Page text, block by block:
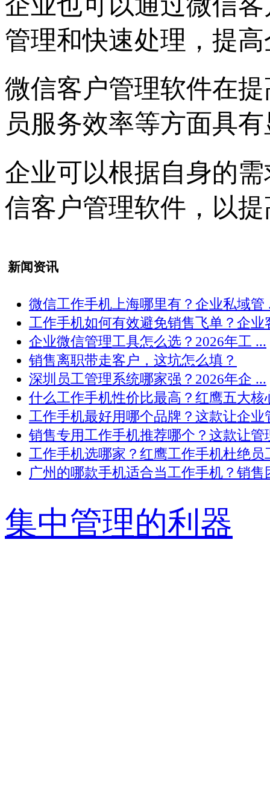
管理和快速处理，提
微信客户管理软件在
员服务效率等方面具
企业可以根据自身的
信客户管理软件，以
新闻资讯
微信工作手机上海哪里有？企业私域管
工作手机如何有效避免销售飞单？企业
企业微信管理工具怎么选？2026年工 ...
销售离职带走客户，这坑怎么填？
深圳员工管理系统哪家强？2026年企 ...
什么工作手机性价比最高？红鹰五大核
工作手机最好用哪个品牌？这款让企业
销售专用工作手机推荐哪个？这款让管
工作手机选哪家？红鹰工作手机杜绝员
广州的哪款手机适合当工作手机？销售
集中管理的利器